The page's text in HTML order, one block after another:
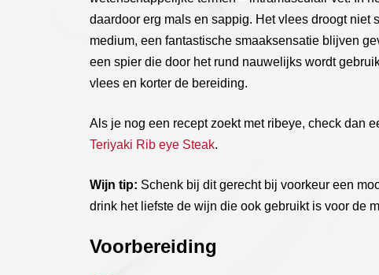
daardoor erg mals en sappig. Het vlees droogt niet
medium, een fantastische smaaksensatie blijven
een spier die door het rund nauwelijks wordt
vlees en korter de bereiding.
Als je nog een recept zoekt met ribeye, check dan
Teriyaki Rib eye Steak.
Wijn tip: Schenk bij dit gerecht bij voorkeur een
drink het liefste de wijn die ook gebruikt is voor de
Voorbereiding